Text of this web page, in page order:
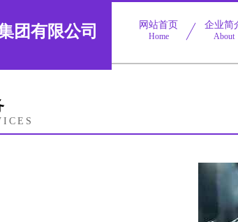
团有限公司 网站首页
Home
企业简
About